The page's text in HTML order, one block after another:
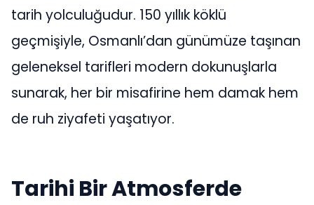
tarih yolculuğudur. 150 yıllık köklü
geçmişiyle, Osmanlı’dan günümüze taşınan
geleneksel tarifleri modern dokunuşlarla
sunarak, her bir misafirine hem damak hem
de ruh ziyafeti yaşatıyor.
Tarihi Bir Atmosferde